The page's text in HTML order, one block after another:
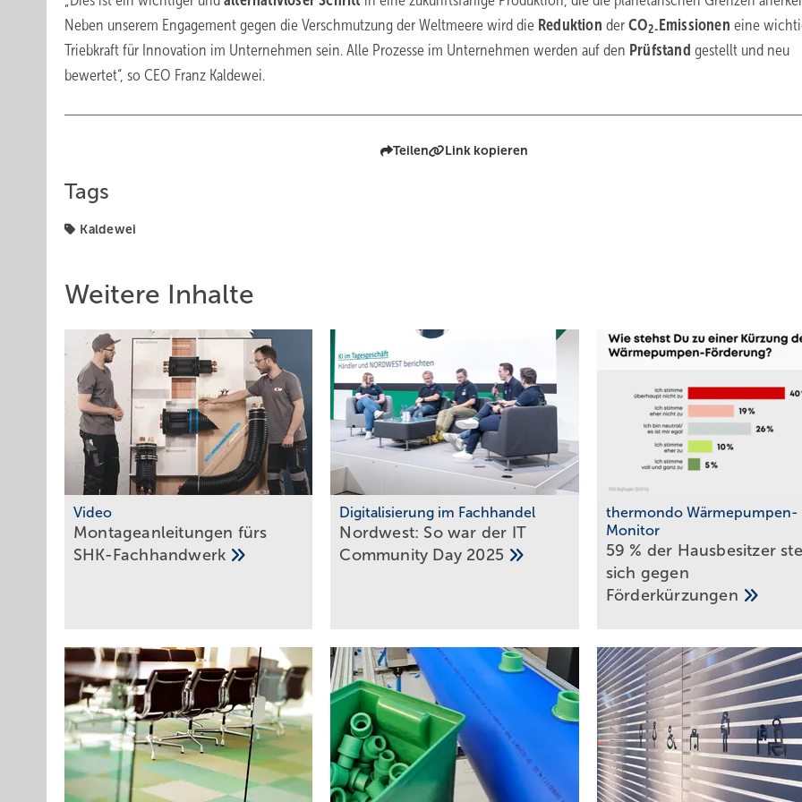
Neben unserem Engagement gegen die Verschmutzung der Weltmeere wird die Reduktion der CO2- Emissionen eine
Triebkraft für Innovation im Unternehmen sein. Alle Prozesse im Unternehmen werden auf den Prüfstand gestellt und neu
bewertet“, so CEO Franz Kaldewei.
Teilen Link kopieren
Tags
Kaldewei
Weitere Inhalte
Video
Montageanleitungen fürs
SHK-Fachhandwerk
Digitalisierung im Fachhandel
Nordwest: So war der IT
Community Day 2025
thermondo Wärmepumpen-
Monitor
59 % der Haus­be­sit­zer
sich gegen
För­der­kür­zungen